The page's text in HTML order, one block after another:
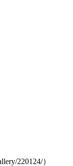
220124/）